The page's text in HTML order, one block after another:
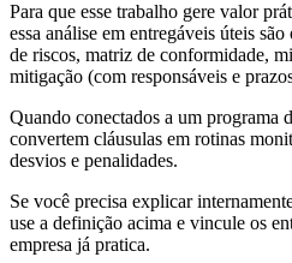
Para que esse trabalho gere valor
essa análise em entregáveis úteis
de riscos, matriz de conformidade,
mitigação (com responsáveis e
Quando conectados a um programa
convertem cláusulas em rotinas
desvios e penalidades.
Se você precisa explicar
use a definição acima e vincule os
empresa já pratica.